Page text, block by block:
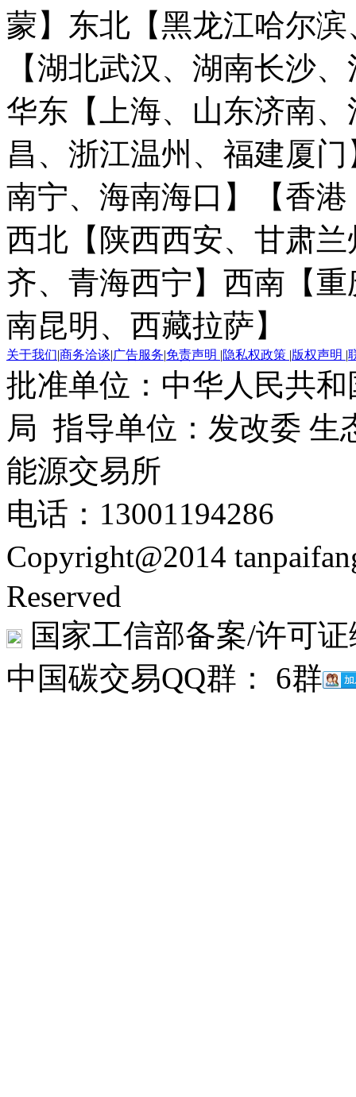
蒙】 东北【黑龙江哈尔
【湖北武汉、湖南长沙
华东【上海、山东济南
昌、浙江温州、福建厦门
南宁、海南海口】
【香
西北【陕西西安、甘肃
齐、青海西宁】 西南【
南昆明、西藏拉萨】
关于我们|商务洽谈|广告服务|免责声明 |隐私权政策 |版权声明 |
批准单位：中华人民共
局 指导单位：发改委 生
能源交易所
电话：13001194286
Copyright@2014
Reserved
国家工信部备案/许可
中国碳交易QQ群： 6群